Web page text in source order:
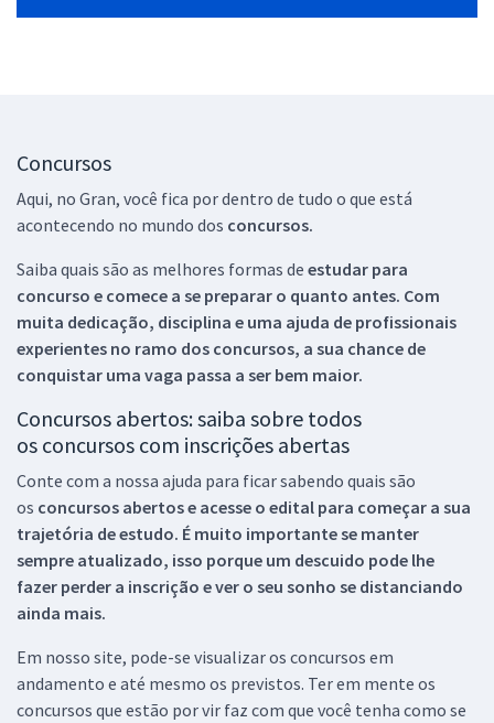
Concursos
Aqui, no Gran, você fica por dentro de tudo o que está
acontecendo no mundo dos concursos.
Saiba quais são as melhores formas de estudar para
concurso e comece a se preparar o quanto antes. Com
muita dedicação, disciplina e uma ajuda de profissionais
experientes no ramo dos concursos, a sua chance de
conquistar uma vaga passa a ser bem maior.
Concursos abertos: saiba sobre todos
os concursos com inscrições abertas
Conte com a nossa ajuda para ficar sabendo quais são
os concursos abertos e acesse o edital para começar a sua
trajetória de estudo. É muito importante se manter
sempre atualizado, isso porque um descuido pode lhe
fazer perder a inscrição e ver o seu sonho se distanciando
ainda mais.
Em nosso site, pode-se visualizar os concursos em
andamento e até mesmo os previstos. Ter em mente os
concursos que estão por vir faz com que você tenha como se